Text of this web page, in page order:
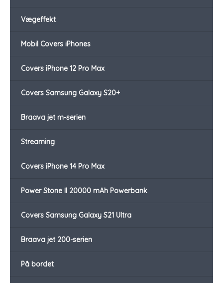
Vægeffekt
Mobil Covers iPhones
Covers iPhone 12 Pro Max
Covers Samsung Galaxy S20+
Braava jet m-serien
Streaming
Covers iPhone 14 Pro Max
Power Stone II 20000 mAh Powerbank
Covers Samsung Galaxy S21 Ultra
Braava jet 200-serien
På bordet